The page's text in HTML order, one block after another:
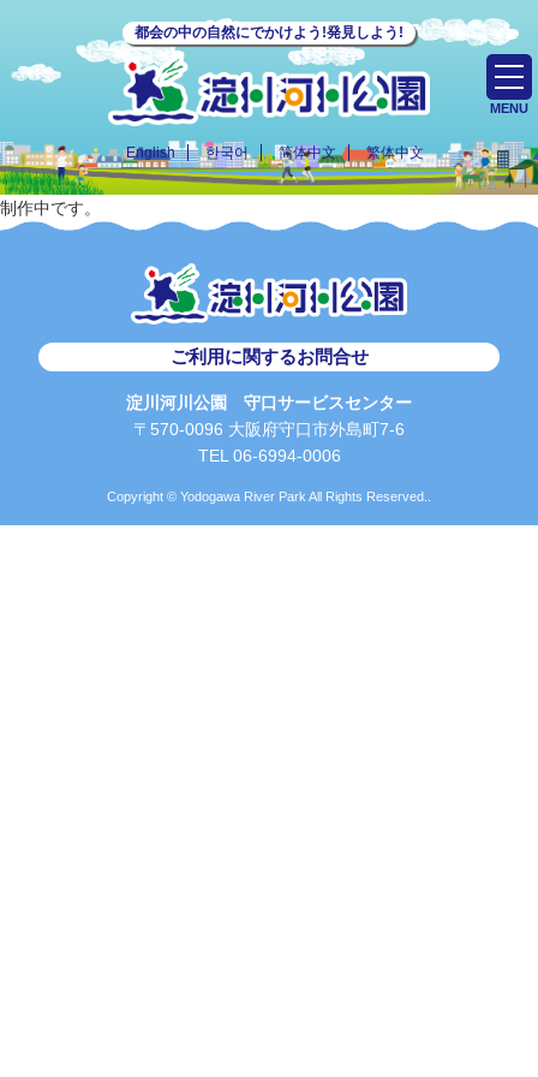
都会の中の自然にでかけよう!発見しよう!
English 한국어 简体中文 繁体中文
MENU
制作中です。
ご利用に関するお問合せ
淀川河川公園 守口サービスセンター
〒570-0096 大阪府守口市外島町7-6
TEL 06-6994-0006
Copyright © Yodogawa River Park All Rights Reserved..